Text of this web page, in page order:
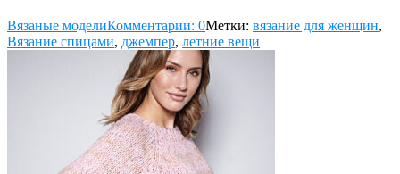
Вязаные моделиКомментарии: 0Метки: вязание для женщин,
Вязание спицами, джемпер, летние вещи